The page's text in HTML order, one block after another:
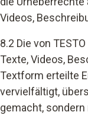
Videos,
8.2 Die von
Texte, Videos,
Textform erteilte
vervielfältigt,
gemacht,